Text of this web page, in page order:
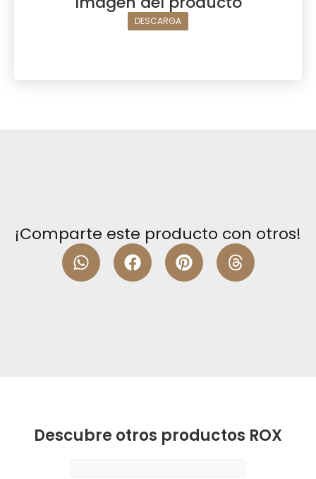
DESCARGA
¡Comparte este producto con otros!
Descubre otros productos ROX